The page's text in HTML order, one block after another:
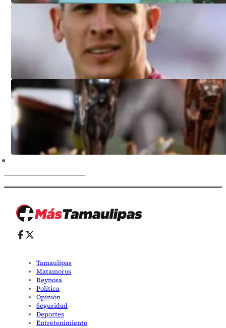
Tamaulipas
Matamoros
Reynosa
Política
Opinión
Seguridad
Deportes
Entretenimiento